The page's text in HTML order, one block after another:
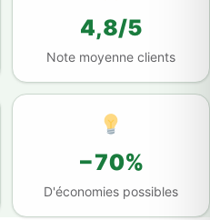
4,8/5
Note moyenne clients
−70%
D'économies possibles